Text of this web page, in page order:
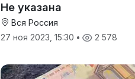
Не указана
Вся Россия
27 ноя 2023, 15:30 • 2 578